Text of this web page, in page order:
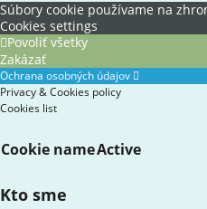
Súbory cookie používame na
Cookies settings
Povoliť všetky
Zakázať
Ochrana osobných údajov
Privacy & Cookies policy
Cookies list
Cookie nameActive
Kto sme